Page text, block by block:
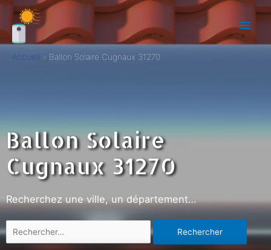
Accueil Ballon Solaire Cugnaux 31270
Ballon Solaire
Cugnaux 31270
Recherchez une ville, un département…